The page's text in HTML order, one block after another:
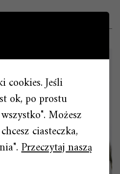
cookies. Jeśli
ok, po prostu
Możesz
ciasteczka,
Przeczytaj naszą